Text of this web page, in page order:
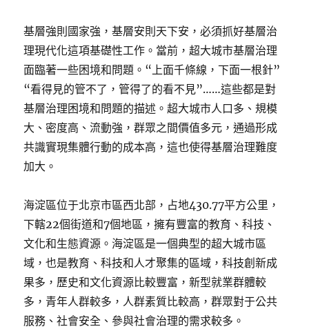
基層強則國家強，基層安則天下安，必須抓好基層治
理現代化這項基礎性工作。當前，超大城市基層治理
面臨著一些困境和問題。“上面千條線，下面一根針”
“看得見的管不了，管得了的看不見”……這些都是對
基層治理困境和問題的描述。超大城市人口多、規模
大、密度高、流動強，群眾之間價值多元，通過形成
共識實現集體行動的成本高，這也使得基層治理難度
加大。
海淀區位于北京市區西北部，占地430.77平方公里，
下轄22個街道和7個地區，擁有豐富的教育、科技、
文化和生態資源。海淀區是一個典型的超大城市區
域，也是教育、科技和人才聚集的區域，科技創新成
果多，歷史和文化資源比較豐富，新型就業群體較
多，青年人群較多，人群素質比較高，群眾對于公共
服務、社會安全、參與社會治理的需求較多。